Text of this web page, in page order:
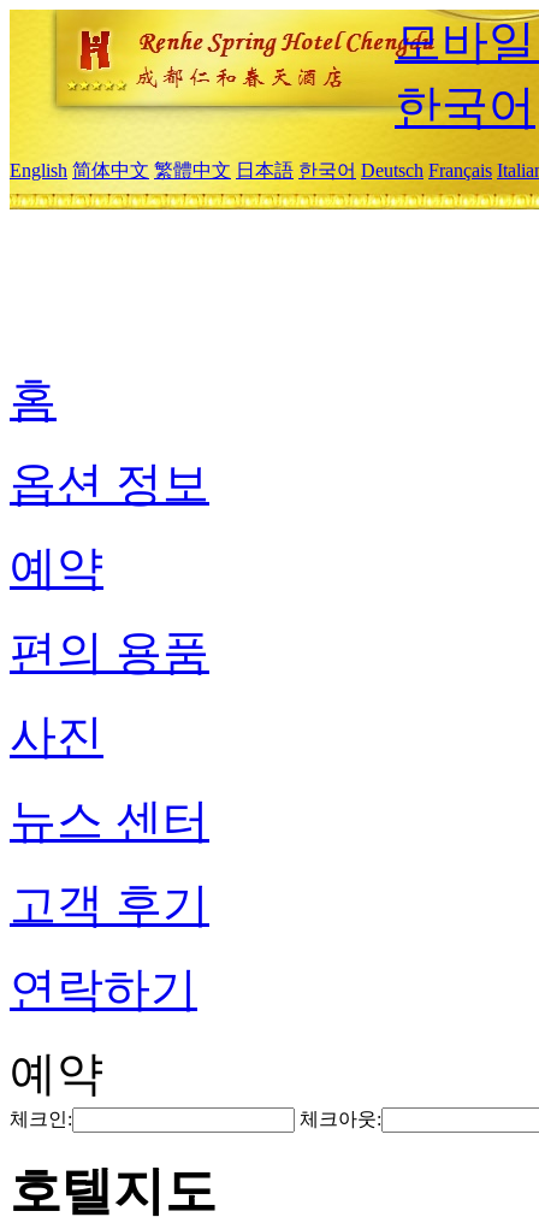
모바
한국어
English 简体中文 繁體中文 日本語 한국어 Deutsch Français
홈
옵션 정보
예약
편의 용품
사진
뉴스 센터
고객 후기
연락하기
예약
체크인: 체크아웃:
호텔지도